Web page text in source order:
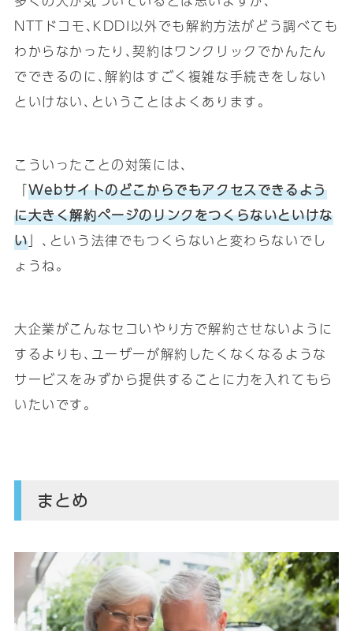
NTTドコモ､KDDI以外でも解約方法がどう調べても
わからなかったり､契約はワンクリックでかんたん
でできるのに､解約はすごく複雑な手続きをしない
といけない､ということはよくあります｡
こういったことの対策には､
「Webサイトのどこからでもアクセスできるよう
に大きく解約ページのリンクをつくらないといけな
い」､という法律でもつくらないと変わらないでし
ょうね｡
大企業がこんなセコいやり方で解約させないように
するよりも､ユーザーが解約したくなくなるような
サービスをみずから提供することに力を入れてもら
いたいです｡
まとめ